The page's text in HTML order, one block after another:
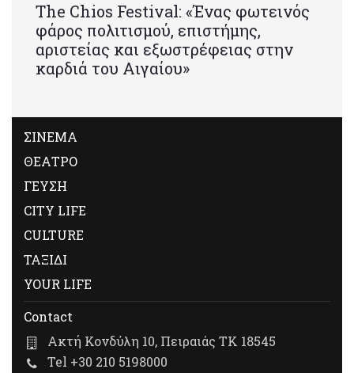
Τhe Chios Festival: «Ένας φωτεινός
φάρος πολιτισμού, επιστήμης,
αριστείας και εξωστρέφειας στην
καρδιά του Αιγαίου»
ΣΙΝΕΜΑ
ΘΕΑΤΡΟ
ΓΕΥΣΗ
CITY LIFE
CULTURE
ΤΑΞΙΔΙ
YOUR LIFE
Contact
Ακτή Κονδύλη 10, Πειραιάς ΤΚ 18545
Tel +30 210 5198000